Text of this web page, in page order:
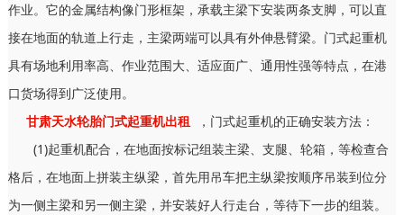
作业。它的金属结构像门形框架，承载主梁下安装两条支脚，可以直
接在地面的轨道上行走，主梁两端可以具有外伸悬臂梁。门式起重机
具有场地利用率高、作业范围大、适应面广、通用性强等特点，在港
口货场得到广泛使用。
甘肃天水轮胎门式起重机出租
，门式起重机的正确安装方法：
(1)起重机配合，在地面按标记组装主梁、支腿、轮箱，等检查合
格后，在地面上拼装主纵梁，首先用吊车把主纵梁按顺序吊装到位分
为一侧主梁和另一侧主梁，并安装好人行走台，等待下一步的组装。